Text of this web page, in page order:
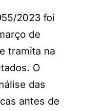
2023 foi
de
tramita na
O
das
antes de